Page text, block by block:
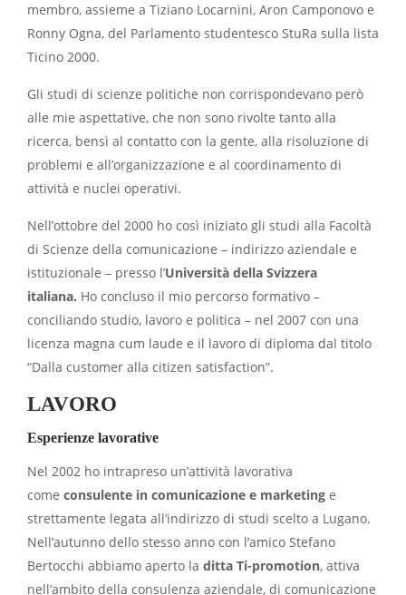
membro, assieme a Tiziano Locarnini, Aron Camponovo e
Ronny Ogna, del Parlamento studentesco StuRa sulla lista
Ticino 2000.
Gli studi di scienze politiche non corrispondevano però
alle mie aspettative, che non sono rivolte tanto alla
ricerca, bensì al contatto con la gente, alla risoluzione di
problemi e all’organizzazione e al coordinamento di
attività e nuclei operativi.
Nell’ottobre del 2000 ho così iniziato gli studi alla Facoltà
di Scienze della comunicazione – indirizzo aziendale e
istituzionale – presso l’Università della Svizzera
italiana. Ho concluso il mio percorso formativo –
conciliando studio, lavoro e politica – nel 2007 con una
licenza magna cum laude e il lavoro di diploma dal titolo
“Dalla customer alla citizen satisfaction”.
LAVORO
Esperienze lavorative
Nel 2002 ho intrapreso un’attività lavorativa
come consulente in comunicazione e marketing e
strettamente legata all’indirizzo di studi scelto a Lugano.
Nell’autunno dello stesso anno con l’amico Stefano
Bertocchi abbiamo aperto la ditta Ti-promotion, attiva
nell’ambito della consulenza aziendale, di comunicazione